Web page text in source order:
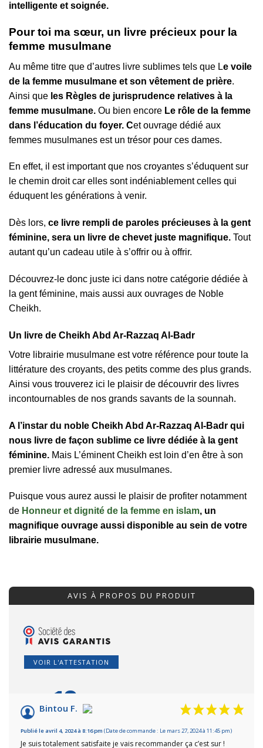
intelligente et soignée.
Pour toi ma sœur, un livre précieux pour la
femme musulmane
Au même titre que d’autres livre sublimes tels que Le voile
de la femme musulmane et son vêtement de prière.
Ainsi que les Règles de jurisprudence relatives à la
femme musulmane. Ou bien encore Le rôle de la femme
dans l’éducation du foyer. Cet ouvrage dédié aux
femmes musulmanes est un trésor pour ces dames.
En effet, il est important que nos croyantes s’éduquent sur
le chemin droit car elles sont indéniablement celles qui
éduquent les générations à venir.
Dès lors, ce livre rempli de paroles précieuses à la gent
féminine, sera un livre de chevet juste magnifique. Tout
autant qu’un cadeau utile à s’offrir ou à offrir.
Découvrez-le donc juste ici dans notre catégorie dédiée à
la gent féminine, mais aussi aux ouvrages de Noble
Cheikh.
Un livre de Cheikh Abd Ar-Razzaq Al-Badr
Votre librairie musulmane est votre référence pour toute la
littérature des croyants, des petits comme des plus grands.
Ainsi vous trouverez ici le plaisir de découvrir des livres
incontournables de nos grands savants de la sounnah.
A l’instar du noble Cheikh Abd Ar-Razzaq Al-Badr qui
nous livre de façon sublime ce livre dédiée à la gent
féminine. Mais L’éminent Cheikh est loin d’en être à son
premier livre adressé aux musulmanes.
Puisque vous aurez aussi le plaisir de profiter notamment
de Honneur et dignité de la femme en islam, un
magnifique ouvrage aussi disponible au sein de votre
librairie musulmane.
AVIS À PROPOS DU PRODUIT
VOIR L'ATTESTATION
10 /10
Basé sur 3 avis
Bintou F.
Publié le avril 4, 2024 à 8:16 pm (Date de commande : Le mars 27, 2024 à 11:45 pm)
Je suis totalement satisfaite je vais recommander ça c’est sur !